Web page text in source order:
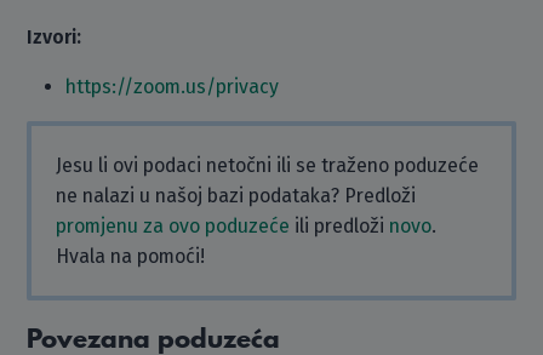
Izvori:
https://zoom.us/privacy
Jesu li ovi podaci netočni ili se traženo poduzeće
ne nalazi u našoj bazi podataka? Predloži
promjenu za ovo poduzeće ili predloži novo.
Hvala na pomoći!
Povezana poduzeća